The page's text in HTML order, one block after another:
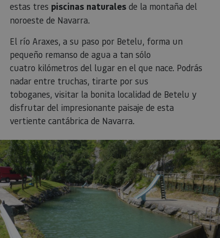
estas tres piscinas naturales de la montaña del
noroeste de Navarra.
El río Araxes, a su paso por Betelu, forma un
pequeño remanso de agua a tan sólo
cuatro kilómetros del lugar en el que nace. Podrás
nadar entre truchas, tirarte por sus
toboganes, visitar la bonita localidad de Betelu y
disfrutar del impresionante paisaje de esta
vertiente cantábrica de Navarra.